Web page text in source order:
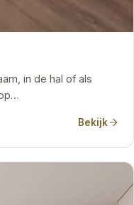
in de hal of als
Bekijk